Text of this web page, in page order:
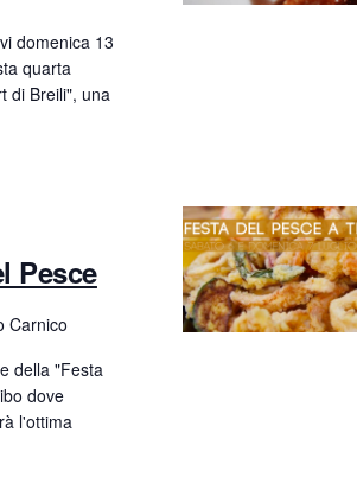
a
z
i
o
domenica 13
quarta
di Breili", una
Pesce
Carnico
della "Festa
dove
l'ottima